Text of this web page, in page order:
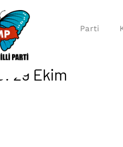
Parti
29 Ekim